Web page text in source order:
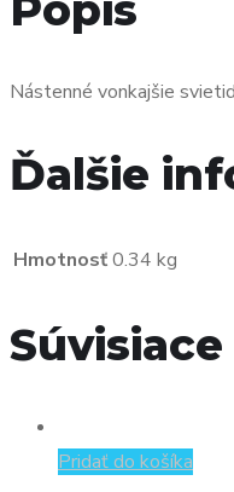
IP54
Nástenné vonkajšie
Ďalšie
Hmotnosť0.34 kg
Pridať do košíka